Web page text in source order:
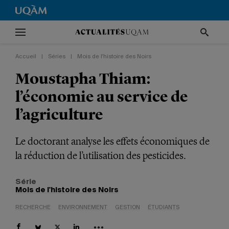
Accueil Séries Mois de l'histoire des Noirs
Moustapha Thiam:
l’économie au service de
l’agriculture
Le doctorant analyse les effets économiques de
la réduction de l’utilisation des pesticides.
Série
Mois de l'histoire des Noirs
RECHERCHE ENVIRONNEMENT GESTION ÉTUDIANTS